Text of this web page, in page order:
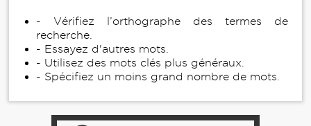
- Vérifiez l’orthographe des termes de
recherche.
- Essayez d'autres mots.
- Utilisez des mots clés plus généraux.
- Spécifiez un moins grand nombre de mots.